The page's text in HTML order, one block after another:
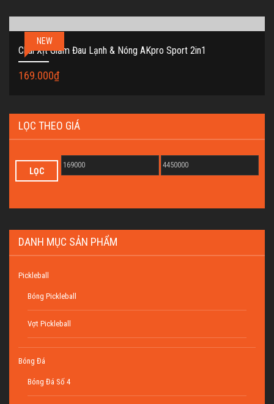
NEW
Chai Xịt Giảm Đau Lạnh & Nóng AKpro Sport 2in1
169.000₫
LỌC THEO GIÁ
LỌC
DANH MỤC SẢN PHẨM
Pickleball
Bóng Pickleball
Vợt Pickleball
Bóng Đá
Bóng Đá Số 4